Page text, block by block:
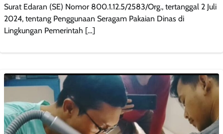
Surat Edaran (SE) Nomor 800.1.12.5/2583/Org., tertanggal 2 Juli
2024, tentang Penggunaan Seragam Pakaian Dinas di
Lingkungan Pemerintah […]